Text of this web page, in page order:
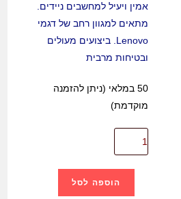
אמין ויעיל למחשבים ניידים.
מתאים למגוון רחב של דגמי
Lenovo. ביצועים מעולים
ובטיחות מרבית
50 במלאי (ניתן להזמנה
מוקדמת)
של
מטען
הוספה לסל